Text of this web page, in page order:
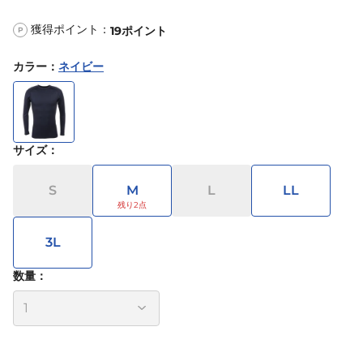
P 獲得ポイント： 19ポイント
カラー ： ネイビー
サイズ：
S M L LL
3L
数量：